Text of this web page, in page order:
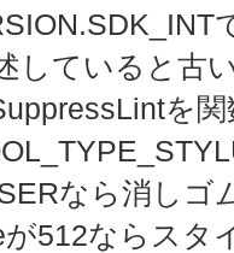
していると古
を
なら消しゴ
512ならスタ